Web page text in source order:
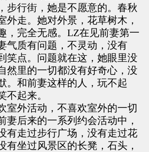
步行街，她是不愿意的。春秋
外走。她对外景，花草树木，
，完全无感。LZ在见前妻第一
气质有问题，不灵动，没有
笑点。问题就在这，她眼里没
然里的一切都没有好奇心，没
。和前妻这样的人，玩不起
不起来。
室外活动，不喜欢室外的一切
妻后来的一系列约会活动中，
有走过步行广场，没有走过花
有坐过风景区的长凳，石头，